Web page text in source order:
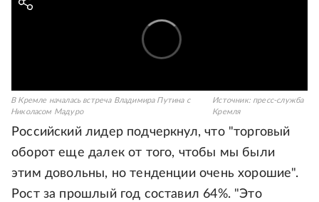
В Кремле началась встреча Владимира Путина с
Николасом Мадуро
Источник: пресс-служба
Кремля
Российский лидер подчеркнул, что "торговый
оборот еще далек от того, чтобы мы были
этим довольны, но тенденции очень хорошие".
Рост за прошлый год составил 64%. "Это